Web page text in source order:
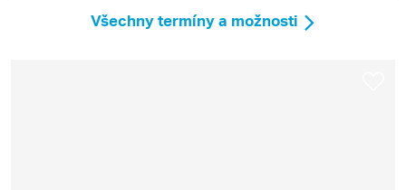
Všechny termíny a možnosti